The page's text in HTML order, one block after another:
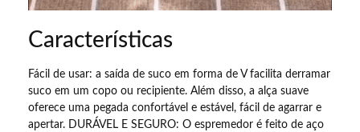
Características
Fácil de usar: a saída de suco em forma de V facilita derramar
suco em um copo ou recipiente. Além disso, a alça suave
oferece uma pegada confortável e estável, fácil de agarrar e
apertar. DURÁVEL E SEGURO: O espremedor é feito de aço